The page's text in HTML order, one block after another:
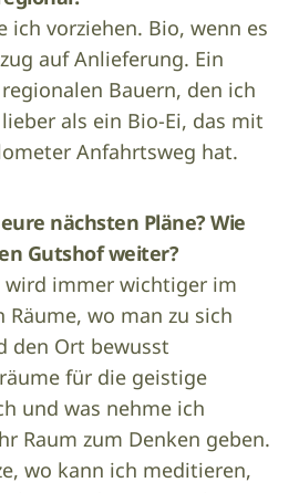
ich vorziehen. Bio, wenn es
auf Anlieferung. Ein
Bauern, den ich
als ein Bio-Ei, das mit
Anfahrtsweg hat.
nächsten Pläne? Wie
Gutshof weiter?
wird immer wichtiger im
Räume, wo man zu sich
den Ort bewusst
für die geistige
und was nehme ich
Raum zum Denken geben.
wo kann ich meditieren,